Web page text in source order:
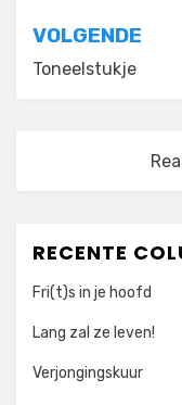
VOLGENDE
Toneelstukje
RECENTE
Fri(t)s in je hoofd
Lang zal ze leven!
Verjongingskuur